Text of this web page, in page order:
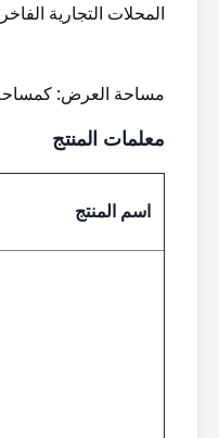
المحلات التجارية
مساحة العرض:
معلمات المنتج
اسم المنتج